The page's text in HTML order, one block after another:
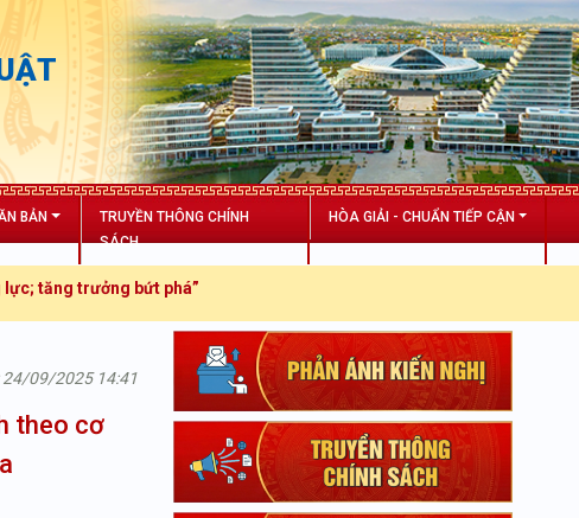
BẢN
TRUYỀN THÔNG CHÍNH
SÁCH
HÒA GIẢI - CHUẨN TIẾP CẬN
bứt phá”
24/09/2025 14:41
theo cơ